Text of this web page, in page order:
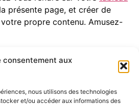
consentement aux
nous utilisons des technologies
et/ou accéder aux informations des
présente page, et créer de
propre contenu. Amusez-